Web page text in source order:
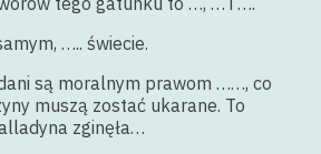
….. świecie.
są moralnym prawom ……, co
muszą zostać ukarane. To
zginęła…